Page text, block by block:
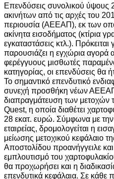
Επενδύσεις συνολικού ύψους
ακινήτων από τις αρχές του
περιουσία (ΑΕΕΑΠ), εκ των
ακίνητα εισοδήματος (κτίρια
εγκαταστάσεις κτλ.).
παρουσιάζει η εγχώρια αγορά
φερέγγυους μισθωτές
κατηγορίας, οι επενδύσεις θα
Το σημαντικό επενδυτικό
συνεχή προσθήκη νέων ΑΕΕΑΠ.
διαπραγμάτευση των μετοχών
Quest, η οποία διαθέτει
28 εκατ. ευρώ. Σύμφωνα με
εταιρείας, δρομολογείται η
μείωσης μετοχικού κεφάλαιο
Αποστολίδου προανήγγειλε
εμπλουτισμό του
θα προχωρήσει και η
επενδυτικά κεφάλαια. Σε